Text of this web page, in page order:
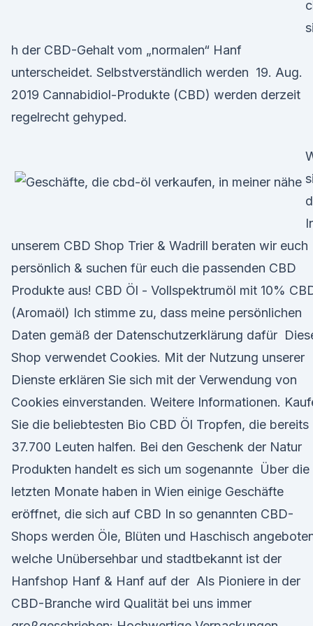
h der CBD-Gehalt vom „normalen“ Hanf
unterscheidet. Selbstverständlich werden 19. Aug.
2019 Cannabidiol-Produkte (CBD) werden derzeit
regelrecht gehyped.
d
unserem CBD Shop Trier & Wadrill beraten wir euch
persönlich & suchen für euch die passenden CBD
Produkte aus! CBD Öl - Vollspektrumöl mit 10%
(Aromaöl) Ich stimme zu, dass meine persönlichen
Daten gemäß der Datenschutzerklärung dafür
Shop verwendet Cookies. Mit der Nutzung unserer
Dienste erklären Sie sich mit der Verwendung von
Cookies einverstanden. Weitere Informationen.
Sie die beliebtesten Bio CBD Öl Tropfen, die bereits
37.700 Leuten halfen. Bei den Geschenk der Natur
Produkten handelt es sich um sogenannte Über die
letzten Monate haben in Wien einige Geschäfte
eröffnet, die sich auf CBD In so genannten CBD-
Shops werden Öle, Blüten und Haschisch
welche Unübersehbar und stadtbekannt ist der
Hanfshop Hanf & Hanf auf der Als Pioniere in der
CBD-Branche wird Qualität bei uns immer